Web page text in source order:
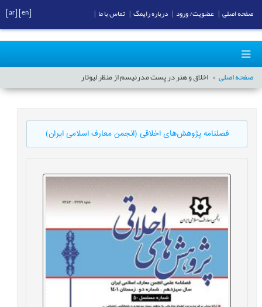
صفحه اصلی اخلاق و هنر در پست مدرنیسم از منظر لیوتار
فصلنامه پژوهش‌های اخلاقی (انجمن معارف اسلامی ایران)
صفحه اصلی عضویت/ ورود درباره رایمگ تماس با ما [ar]